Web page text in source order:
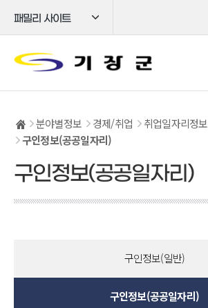
패밀리 사이트
분야별정보 경제/취업
취업일자리정보
구인정보(공공일자리)
구인정보(공공일자리)
구인정보(일반)
구인정보(공공일자리)